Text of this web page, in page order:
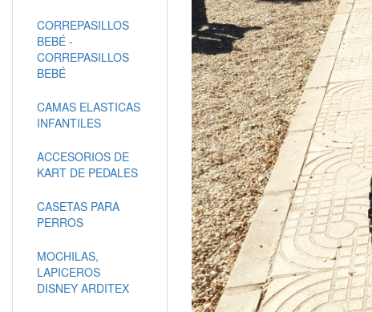
CORREPASILLOS
BEBÉ -
CORREPASILLOS
BEBÉ
CAMAS ELASTICAS
INFANTILES
ACCESORIOS DE
KART DE PEDALES
CASETAS PARA
PERROS
MOCHILAS,
LAPICEROS
DISNEY ARDITEX